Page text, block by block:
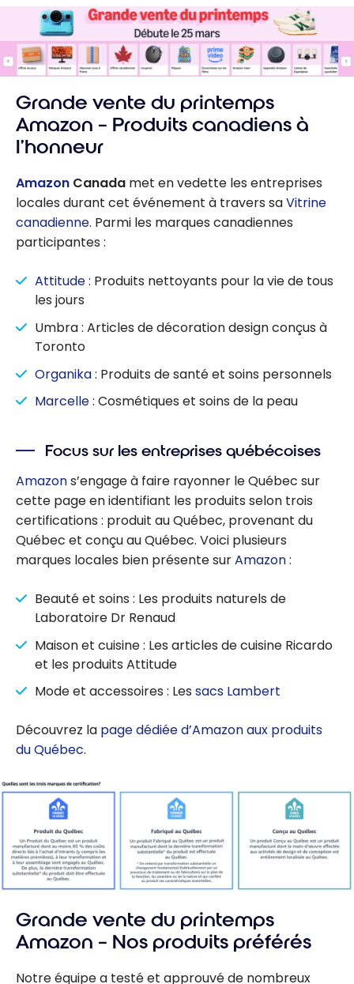
Grande vente du printemps
Amazon – Produits canadiens à
l’honneur
Amazon Canada met en vedette les entreprises
locales durant cet événement à travers saVitrine
canadienne. Parmi les marques canadiennes
participantes :
Attitude: Produits nettoyants pour la vie de tous
les jours
Umbra : Articles de décoration design conçus à
Toronto
Organika: Produits de santé et soins personnels
Marcelle: Cosmétiques et soins de la peau
Focus sur les entreprises québécoises
Amazons’engage à faire rayonner le Québec sur
cette page en identifiant les produits selon trois
certifications : produit au Québec, provenant du
Québec et conçu au Québec. Voici plusieurs
marques locales bien présente surAmazon:
Beauté et soins : Les produits naturels de
Laboratoire Dr Renaud
Maison et cuisine : Les articles de cuisine Ricardo
et les produits Attitude
Mode et accessoires : Les sacs Lambert
Découvrez la page dédiée d’Amazon aux produits
du Québec.
Grande vente du printemps
Amazon – Nos produits préférés
Notre équipe a testé et approuvé de nombreux